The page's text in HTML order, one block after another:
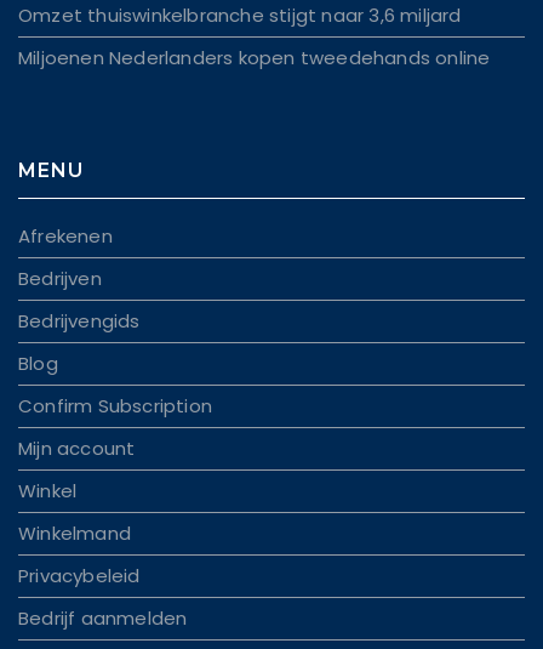
Omzet thuiswinkelbranche stijgt naar 3,6 miljard
Miljoenen Nederlanders kopen tweedehands online
MENU
Afrekenen
Bedrijven
Bedrijvengids
Blog
Confirm Subscription
Mijn account
Winkel
Winkelmand
Privacybeleid
Bedrijf aanmelden